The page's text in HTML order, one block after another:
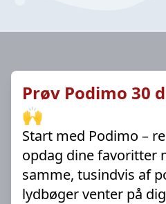
Prøv Podimo 30
🙌
Start med Podimo –
opdag dine favoritter
samme, tusindvis af
lydbøger venter på